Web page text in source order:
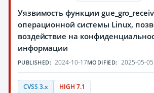
Уязвимость функции
операционной системы Linux,
воздействие на
информации
PUBLISHED: 2024-10-17MODIFIED: 2025-05-05
CVSS 3.x HIGH 7.1